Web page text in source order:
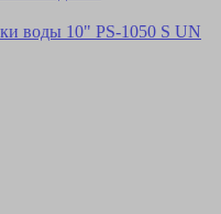
воды 10" PS-1050 S UN